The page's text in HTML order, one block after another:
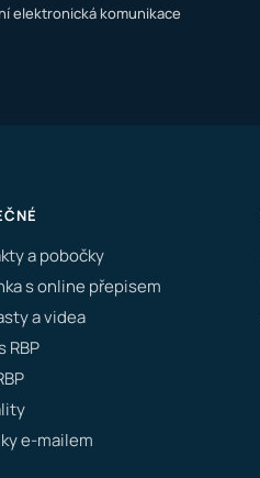
elektronická komunikace
a pobočky
s online přepisem
a videa
RBP
e-mailem